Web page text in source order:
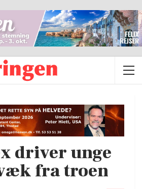
driver unge
fra troen